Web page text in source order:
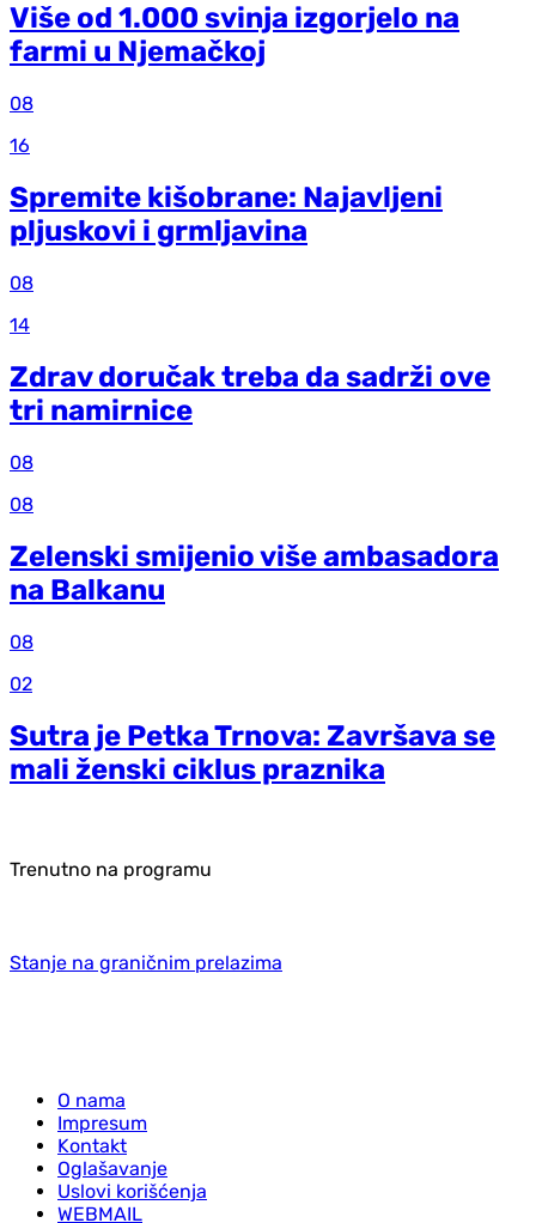
Više od 1.000 svinja izgorjelo na
farmi u Njemačkoj
08
16
Spremite kišobrane: Najavljeni
pljuskovi i grmljavina
08
14
Zdrav doručak treba da sadrži ove
tri namirnice
08
08
Zelenski smijenio više ambasadora
na Balkanu
08
02
Sutra je Petka Trnova: Završava se
mali ženski ciklus praznika
Trenutno na programu
Stanje na graničnim prelazima
O nama
Impresum
Kontakt
Oglašavanje
Uslovi korišćenja
WEBMAIL